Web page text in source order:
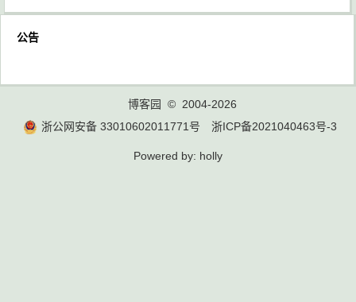
公告
博客园
© 2004-2026
浙公网安备 33010602011771号
浙ICP备2021040463号-3
Powered by: holly